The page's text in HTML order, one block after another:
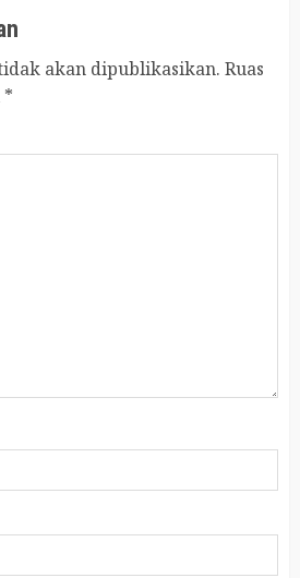
akan dipublikasikan. Ruas
*